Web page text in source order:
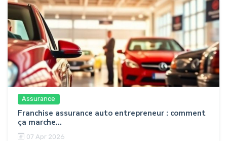
Assurance
Franchise assurance auto entrepreneur : comment
ça marche...
07 Apr 2026